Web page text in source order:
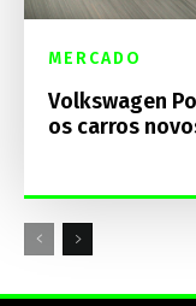
MERCADO
Volkswagen
os carros